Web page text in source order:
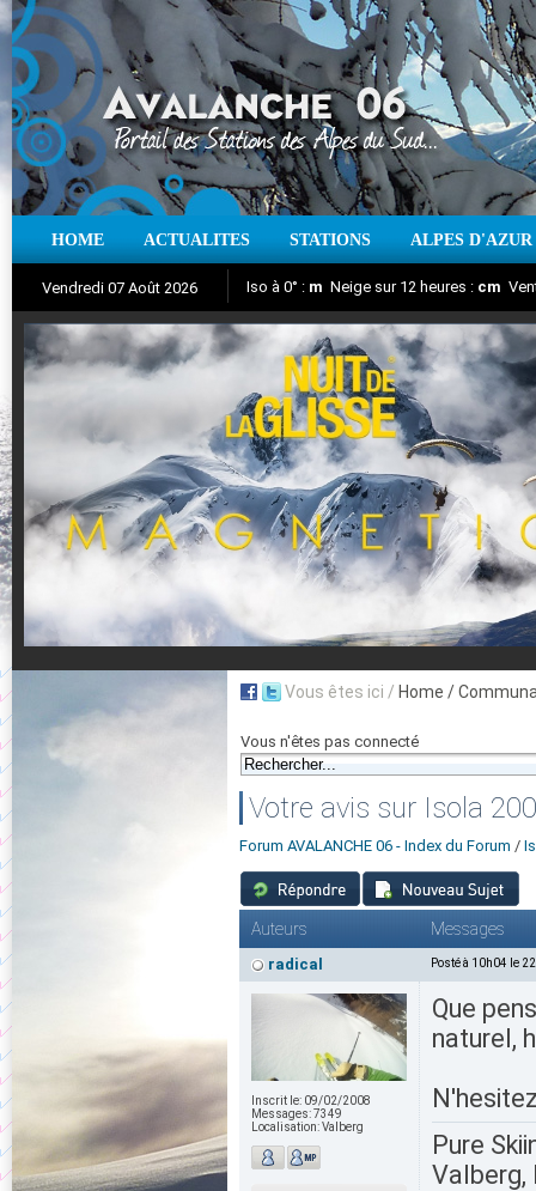
HOME ACTUALITES STATIONS ALPES D'AZUR
Vendredi 07 Août 2026
Aujourd'hui : T° Min : °C T° Max :°C
Iso à 0° : m Neige sur 12 heures : cm
Suivez en direct l'actualité des stations
Nuit de la Glisse 2018
Vous êtes ici / Home /
Vous n'êtes pas connecté
Votre avis sur Isola
Forum AVALANCHE 06 - Index du Forum /
Auteurs Messages
radical Posté à 10h04 le
Inscrit le: 09/02/2008
Messages:7349
Localisation:Valberg
Que
naturel,
Pure
Valberg,